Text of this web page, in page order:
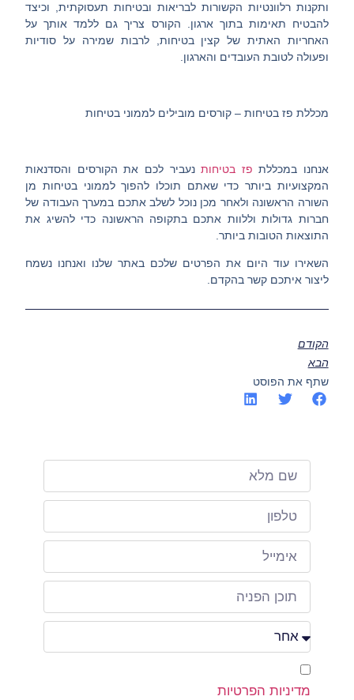
ותקנות רלוונטיות הקשורות לבריאות ובטיחות תעסוקתית, וכיצד
להבטיח תאימות בתוך ארגון. הקורס צריך גם ללמד אותך על
האחריות האתית של קצין בטיחות, לרבות שמירה על סודיות
ופעולה לטובת העובדים והארגון.
מכללת פז בטיחות – קורסים מובילים לממוני בטיחות
אנחנו במכללת פז בטיחותנעביר לכם את הקורסים והסדנאות
המקצועיות ביותר כדי שאתם תוכלו להפוך לממוני בטיחות מן
השורה הראשונה ולאחר מכן נוכל לשלב אתכם במערך העבודה של
חברות גדולות וללוות אתכם בתקופה הראשונה כדי להשיג את
התוצאות הטובות ביותר.
השאירו עוד היום את הפרטים שלכם באתר שלנו ואנחנו נשמח
ליצור איתכם קשר בהקדם.
הקודם
הבא
שתף את הפוסט
מדיניות הפרטיותשל האתר שמופיעה בתחתית